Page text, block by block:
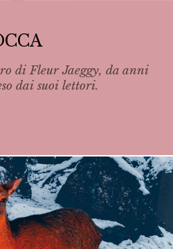
di Fleur Jaeggy, da anni
dai suoi lettori.